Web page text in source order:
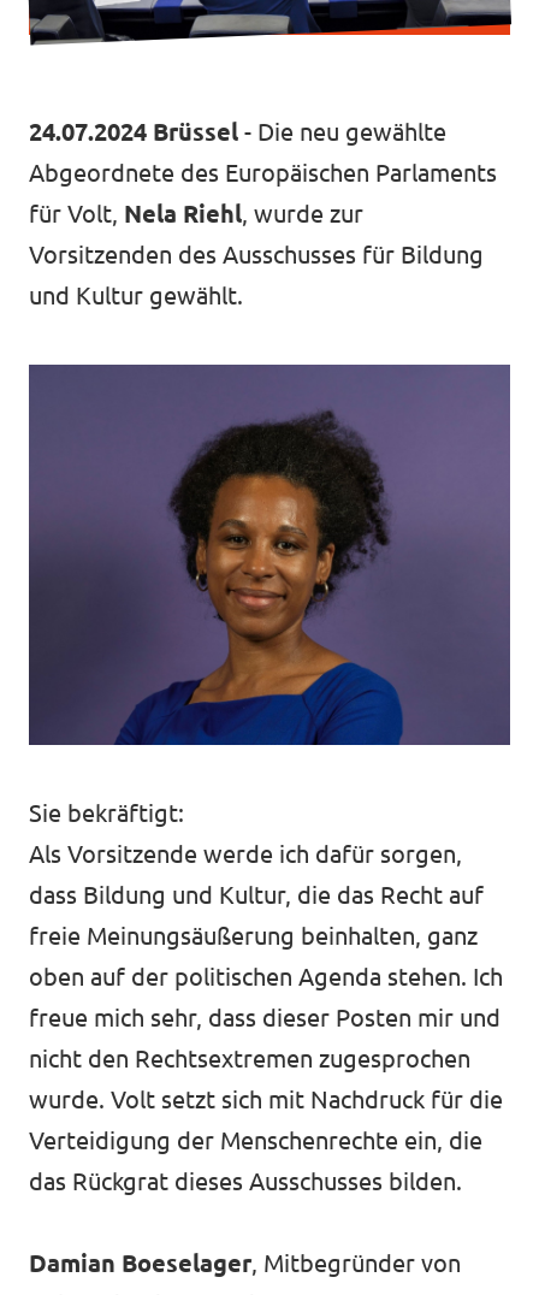
Transparenz
Impressum
Kontakt
24.07.2024 Brüssel - Die neu gewählte
Abgeordnete des Europäischen Parlaments
für Volt, Nela Riehl, wurde zur
Vorsitzenden des Ausschusses für Bildung
und Kultur gewählt.
Sie bekräftigt:
Als Vorsitzende werde ich dafür sorgen,
dass Bildung und Kultur, die das Recht auf
freie Meinungsäußerung beinhalten, ganz
oben auf der politischen Agenda stehen. Ich
freue mich sehr, dass dieser Posten mir und
nicht den Rechtsextremen zugesprochen
wurde. Volt setzt sich mit Nachdruck für die
Verteidigung der Menschenrechte ein, die
das Rückgrat dieses Ausschusses bilden.
Damian Boeselager, Mitbegründer von